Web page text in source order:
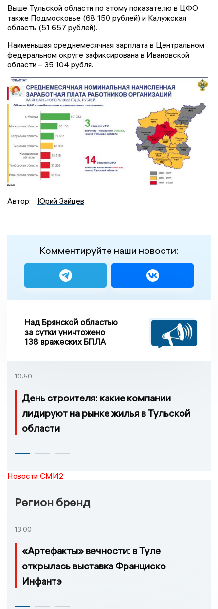
Выше Тульской области по этому показателю в ЦФО
также Подмосковье (68 150 рублей) и Калужская
область (51 657 рублей).
Наименьшая среднемесячная зарплата в Центральном
федеральном округе зафиксирована в Ивановской
области – 35 104 рубля.
Автор: Юрий Зайцев
Комментируйте наши новости:
Над Брянской областью
за сутки уничтожено
138 вражеских БПЛА
10:50
День строителя: какие компании
лидируют на рынке жилья в Тульской
области
Новости СМИ2
Регион бренд
13:00
«Артефакты» вечности: в Туле
открылась выставка Франциско
Инфантэ